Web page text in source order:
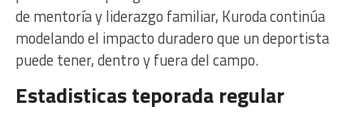
de mentoría y liderazgo familiar, Kuroda continúa
modelando el impacto duradero que un deportista
puede tener, dentro y fuera del campo.
Estadisticas teporada regular